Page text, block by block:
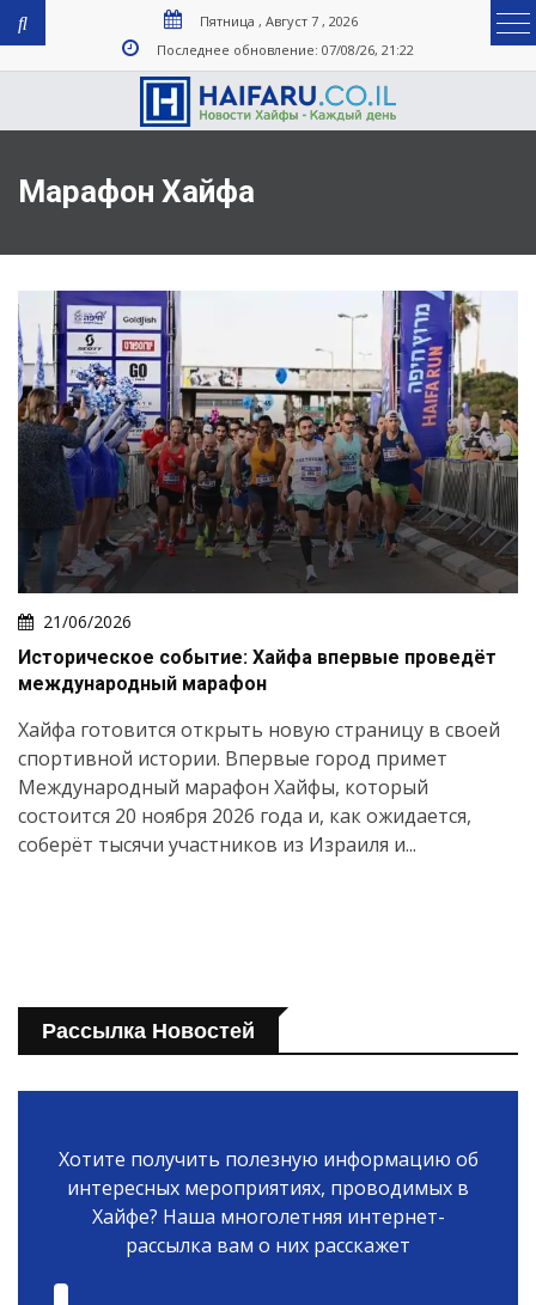
Пятница , Август 7 , 2026
Последнее обновление: 07/08/26, 21:22
Марафон Хайфа
21/06/2026
Историческое событие: Хайфа впервые проведёт
международный марафон
Хайфа готовится открыть новую страницу в своей
спортивной истории. Впервые город примет
Международный марафон Хайфы, который
состоится 20 ноября 2026 года и, как ожидается,
соберёт тысячи участников из Израиля и...
Рассылка Новостей
Хотите получить полезную информацию об
интересных мероприятиях, проводимых в
Хайфе? Наша многолетняя интернет-
рассылка вам о них расскажет